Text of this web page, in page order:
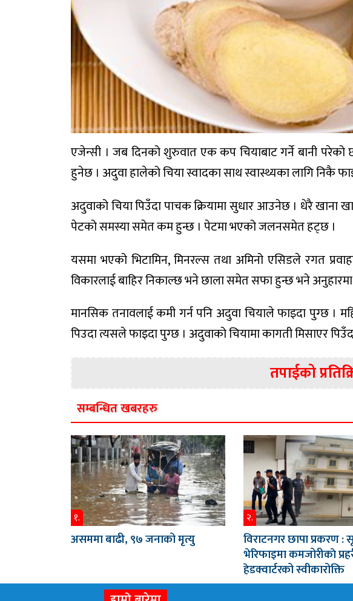
एजेन्सी । जब दिनको शुरुवात एक कप चियाबाट गर्ने बानी
हुनेछ । अदुवा हालेको चिया स्वादका साथ स्वास्थ्यका लागि निकै
अदुवाको चिया पिउँदा पाचक क्रियामा सुधार आउनेछ । धेरै खाना
पेटको समस्या समेत कम हुन्छ । पेटमा भएको जलनसमेत हट्छ ।
यसमा भएको भिटामिन, मिनरल्स तथा अमिनो एसिडले रगत
विकारलाई बाहिर निकाल्छ भने छाला समेत सफा हुन्छ भने
मानसिक तनावलाई कमी गर्न पनि अदुवा चियाले फाइदा पुग्छ ।
पिउदा त्यसले फाइदा पुग्छ । अदुवाको चियामा कागती मिसाएर
तपाईको
सम्बन्धित खबरहरु
१.
असममा बाढी, ९७ जनाको मृत्यु
२.
विराटनगर छापा प्रकरण :
भेरिफाइमा कमजोरीकाे
हेडक्वार्टरको स्वीकारोक्ति